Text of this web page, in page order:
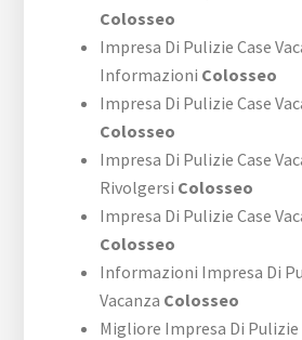
Colosseo
Impresa Di Pulizie Case
Informazioni Colosseo
Impresa Di Pulizie Case
Colosseo
Impresa Di Pulizie Case
Rivolgersi Colosseo
Impresa Di Pulizie Case
Colosseo
Informazioni Impresa Di
Vacanza Colosseo
Migliore Impresa Di Pulizie